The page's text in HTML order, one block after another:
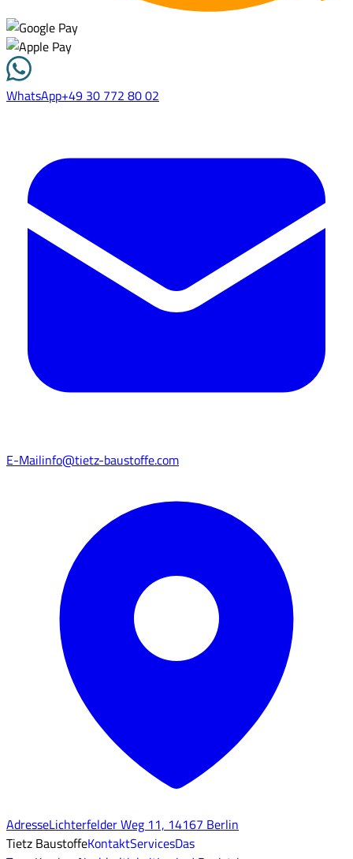
WhatsApp+49 30 772 80 02
E-Mailinfo@tietz-baustoffe.com
AdresseLichterfelder Weg 11, 14167 Berlin
Tietz BaustoffeKontaktServicesDas